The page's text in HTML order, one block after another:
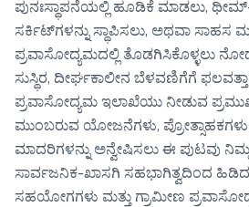
ಪುನಃಸ್ಥಾಪನೆಯಲ್ಲಿ ಹೂಡಿಕೆ ಮಾಡಲು,
ಸರ್ಕಿಟ್‌ಗಳನ್ನು ಸ್ಥಾಪಿಸಲು, ಅಥವಾ ಸಾಹಸ
ಪ್ರವಾಸೋದ್ಯಮದಲ್ಲಿ ತೊಡಗಿಸಿಕೊಳ್ಳಲು
ಸುಸ್ಥಿರ, ದೀರ್ಘಕಾಲೀನ ಬೆಳವಣಿಗೆಗೆ
ಪ್ರವಾಸೋದ್ಯಮ ಇಲಾಖೆಯು ನೀಡುವ
ಮುಂಬರುವ ಯೋಜನೆಗಳು, ಪ್ರೋತ್ಸಾಹಕಗಳು
ಮಾದರಿಗಳನ್ನು ಅನ್ವೇಷಿಸಲು ಈ ಪುಟವು
ಸಾರ್ವಜನಿಕ-ಖಾಸಗಿ ಸಹಭಾಗಿತ್ವದಿಂದ
ಸಹಯೋಗಗಳು ಮತ್ತು ಗ್ರಾಮೀಣ